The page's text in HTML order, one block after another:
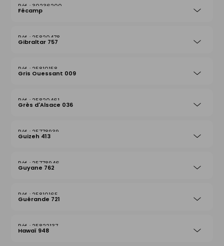
30236200
Fécamp
25820478
Gibraltar 757
25810158
Gris Ouessant 009
25820461
Grès d'Alsace 036
25778939
Guizeh 413
25778946
Guyane 762
25810165
Guérande 721
25822137
Hawaï 948